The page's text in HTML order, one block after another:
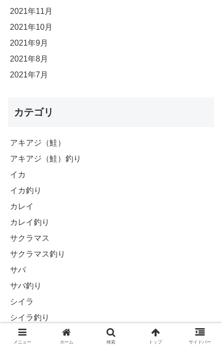
2021年11月
2021年10月
2021年9月
2021年8月
2021年7月
カテゴリ
アキアジ（鮭）
アキアジ（鮭）釣り
イカ
イカ釣り
カレイ
カレイ釣り
サクラマス
サクラマス釣り
サバ
サバ釣り
シイラ
シイラ釣り
その他（日常の出来事）
メニュー ホーム 検索 トップ サイドバー